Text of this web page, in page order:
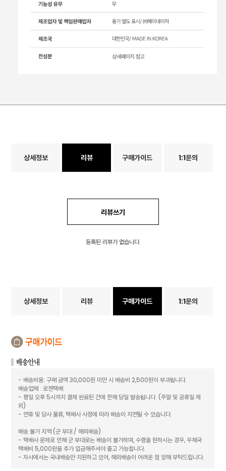
상세정보 리뷰 구매가이드 1:1문의
리뷰쓰기
등록된 리뷰가 없습니다.
상세정보 리뷰 구매가이드 1:1문의
- 배송비용: 구매 금액 30,000원 미만 시 배송비 2,500원이 부과됩니다.
배송업체 : 로젠택배
- 평일 오후 5시까지 결제 완료된 건에 한해 당일 발송됩니다. (주말 및 공휴일 제
외)
- 연휴 및 당사 물류, 택배사 사정에 따라 배송이 지연될 수 있습니다.
배송 불가 지역 (군 부대 / 해외배송)
- 택배사 문제로 인해 군 부대로는 배송이 불가하며, 수령을 원하시는 경우, 우체국
택배비 5,000원을 추가 입금해주셔야 출고 가능합니다.
- 자사에서는 국내배송만 지원하고 있어, 해외배송이 어려운 점 양해 부탁드립니다.